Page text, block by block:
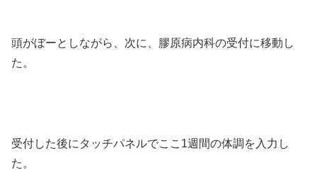
頭がぼーとしながら、次に、膠原病内科の受付に移動し
た。
受付した後にタッチパネルでここ1週間の体調を入力し
た。